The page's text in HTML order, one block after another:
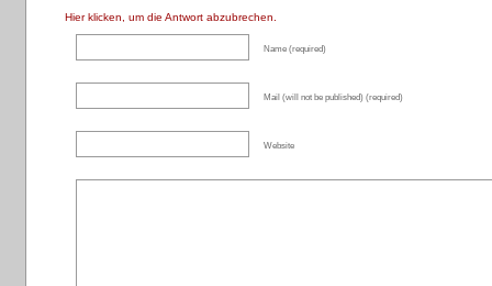
Hier klicken, um die Antwort abzubrechen.
Name (required)
Mail (will not be published) (required)
Website